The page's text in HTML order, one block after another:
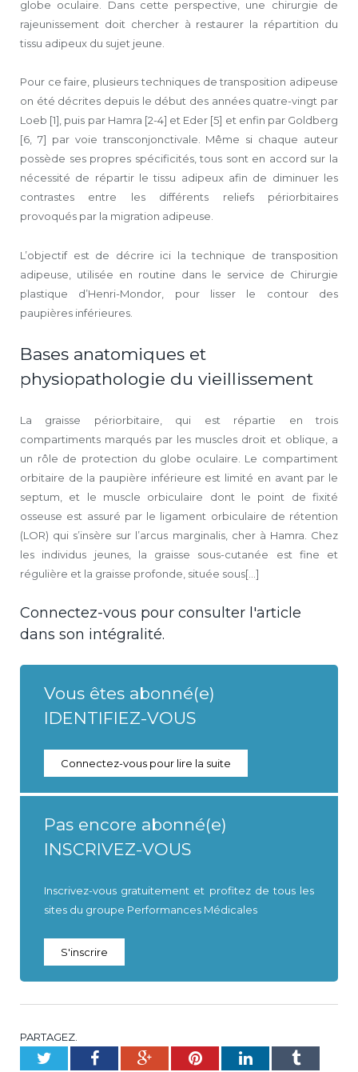
globe oculaire. Dans cette perspective, une chirurgie de
rajeunissement doit chercher à restaurer la répartition du
tissu adipeux du sujet jeune.
Pour ce faire, plusieurs techniques de transposition adipeuse
on été décrites depuis le début des années quatre-vingt par
Loeb [1], puis par Hamra [2-4] et Eder [5] et enfin par Goldberg
[6, 7] par voie transconjonctivale. Même si chaque auteur
possède ses propres spécificités, tous sont en accord sur la
nécessité de répartir le tissu adipeux afin de diminuer les
contrastes entre les différents reliefs périorbitaires
provoqués par la migration adipeuse.
L’objectif est de décrire ici la technique de transposition
adipeuse, utilisée en routine dans le service de Chirurgie
plastique d’Henri-Mondor, pour lisser le contour des
paupières inférieures.
Bases anatomiques et
physiopathologie du vieillissement
La graisse périorbitaire, qui est répartie en trois
compartiments marqués par les muscles droit et oblique, a
un rôle de protection du globe oculaire. Le compartiment
orbitaire de la paupière inférieure est limité en avant par le
septum, et le muscle orbiculaire dont le point de fixité
osseuse est assuré par le ligament orbiculaire de rétention
(LOR) qui s’insère sur l’arcus marginalis, cher à Hamra. Chez
les individus jeunes, la graisse sous-cutanée est fine et
régulière et la graisse profonde, située sous[...]
Connectez-vous pour consulter l'article
dans son intégralité.
Vous êtes abonné(e)
IDENTIFIEZ-VOUS
Connectez-vous pour lire la suite
Pas encore abonné(e)
INSCRIVEZ-VOUS
Inscrivez-vous gratuitement et profitez de tous les
sites du groupe Performances Médicales
S'inscrire
PARTAGEZ.
TwitterFacebookGoogle+PinterestLinkedInTumblr